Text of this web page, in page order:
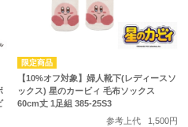
【10%オフ対象】婦人靴下(レディースソ
ックス) 星のカービィ 毛布ソックス
60cm丈 1足組 385-25S3
参考上代
1,500円